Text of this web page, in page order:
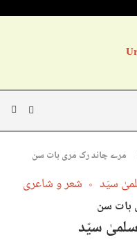
مرے چاند رک مری بات سن
سیّد شعر و شاعری
بات سن
سیّد